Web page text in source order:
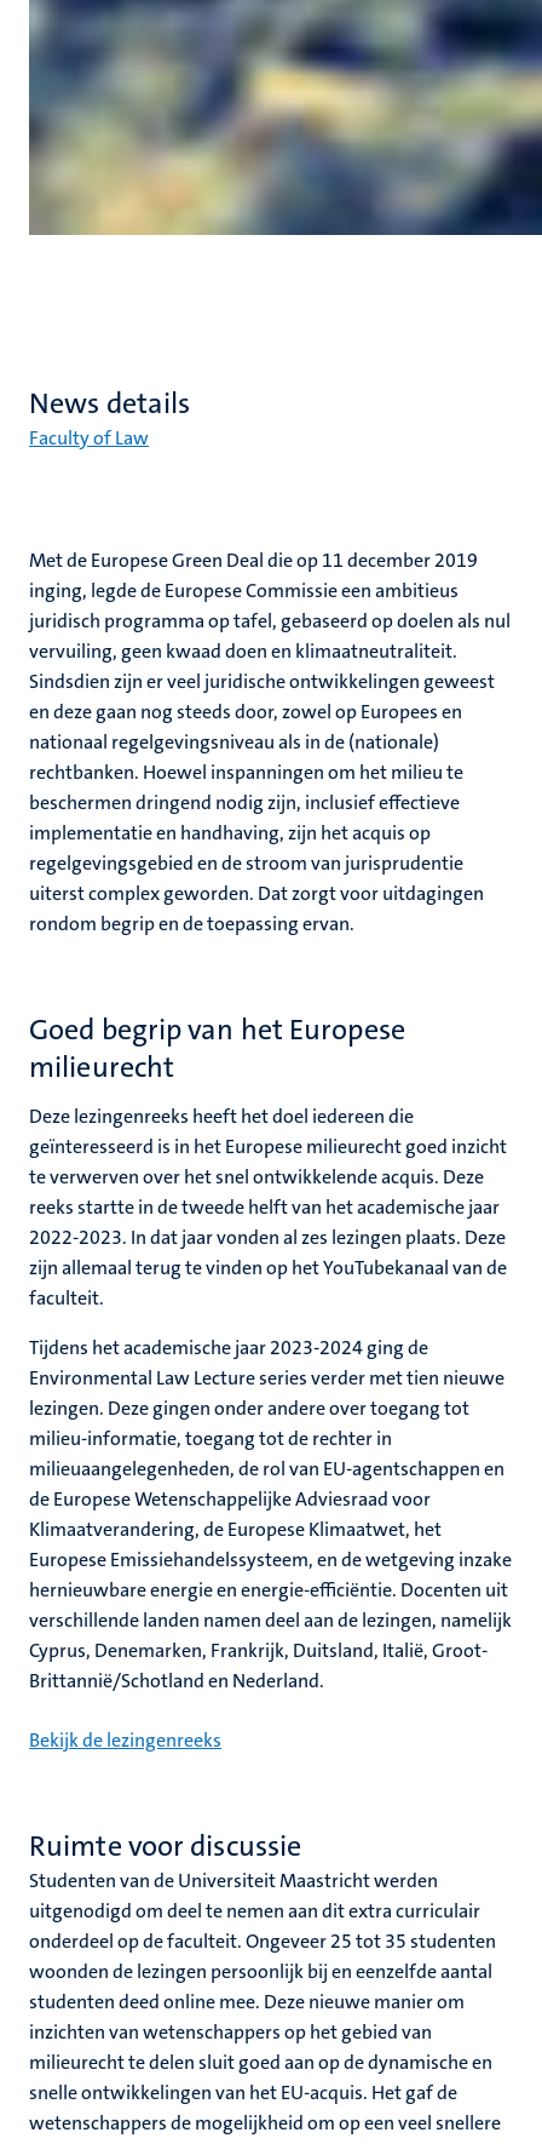
News details
Faculty of Law
Met de Europese Green Deal die op 11 december 2019
inging, legde de Europese Commissie een ambitieus
juridisch programma op tafel, gebaseerd op doelen als nul
vervuiling, geen kwaad doen en klimaatneutraliteit.
Sindsdien zijn er veel juridische ontwikkelingen geweest
en deze gaan nog steeds door, zowel op Europees en
nationaal regelgevingsniveau als in de (nationale)
rechtbanken. Hoewel inspanningen om het milieu te
beschermen dringend nodig zijn, inclusief effectieve
implementatie en handhaving, zijn het acquis op
regelgevingsgebied en de stroom van jurisprudentie
uiterst complex geworden. Dat zorgt voor uitdagingen
rondom begrip en de toepassing ervan.
Goed begrip van het Europese
milieurecht
Deze lezingenreeks heeft het doel iedereen die
geïnteresseerd is in het Europese milieurecht goed inzicht
te verwerven over het snel ontwikkelende acquis. Deze
reeks startte in de tweede helft van het academische jaar
2022-2023. In dat jaar vonden al zes lezingen plaats. Deze
zijn allemaal terug te vinden op het YouTubekanaal van de
faculteit.
Tijdens het academische jaar 2023-2024 ging de
Environmental Law Lecture series verder met tien nieuwe
lezingen. Deze gingen onder andere over toegang tot
milieu-informatie, toegang tot de rechter in
milieuaangelegenheden, de rol van EU-agentschappen en
de Europese Wetenschappelijke Adviesraad voor
Klimaatverandering, de Europese Klimaatwet, het
Europese Emissiehandelssysteem, en de wetgeving inzake
hernieuwbare energie en energie-efficiëntie. Docenten uit
verschillende landen namen deel aan de lezingen, namelijk
Cyprus, Denemarken, Frankrijk, Duitsland, Italië, Groot-
Brittannië/Schotland en Nederland.
Bekijk de lezingenreeks
Ruimte voor discussie
Studenten van de Universiteit Maastricht werden
uitgenodigd om deel te nemen aan dit extra curriculair
onderdeel op de faculteit. Ongeveer 25 tot 35 studenten
woonden de lezingen persoonlijk bij en eenzelfde aantal
studenten deed online mee. Deze nieuwe manier om
inzichten van wetenschappers op het gebied van
milieurecht te delen sluit goed aan op de dynamische en
snelle ontwikkelingen van het EU-acquis. Het gaf de
wetenschappers de mogelijkheid om op een veel snellere